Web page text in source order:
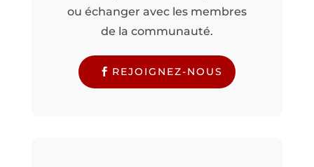
ou échanger avec les membres
de la communauté.
REJOIGNEZ-NOUS